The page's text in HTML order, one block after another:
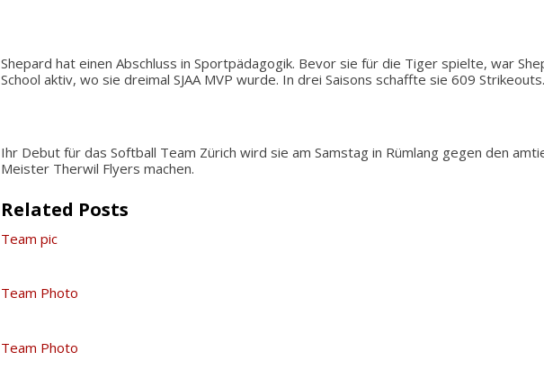
Shepard hat einen Abschluss in Sportpädagogik. Bevor sie für die Tiger spielte, war
School aktiv, wo sie dreimal SJAA MVP wurde. In drei Saisons schaffte sie 609 Strikeouts.
Ihr Debut für das Softball Team Zürich wird sie am Samstag in Rümlang gegen den
Meister Therwil Flyers machen.
Related Posts
Team pic
Team Photo
Team Photo